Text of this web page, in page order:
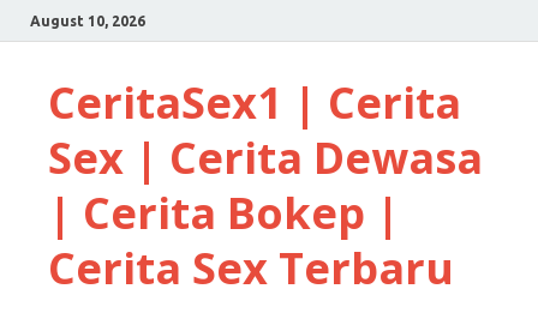
August 10, 2026
CeritaSex1 | Cerita
Sex | Cerita Dewasa
| Cerita Bokep |
Cerita Sex Terbaru